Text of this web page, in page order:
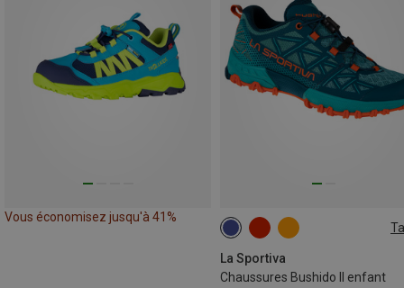
Vous économisez jusqu'à 41%
La Sportiva
Chaussures Bushido II enfant